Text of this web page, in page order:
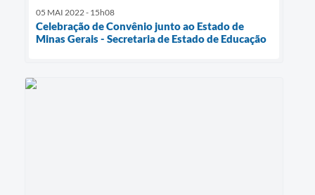
05 MAI 2022 - 15h08
Celebração de Convênio junto ao Estado de
Minas Gerais - Secretaria de Estado de Educação